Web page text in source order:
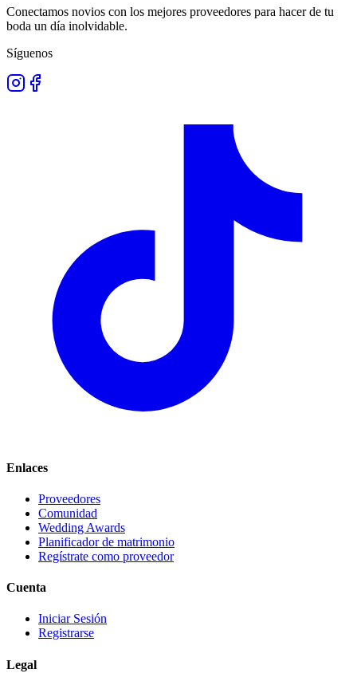
Conectamos novios con los mejores proveedores para hacer de tu
boda un día inolvidable.
Síguenos
Enlaces
Proveedores
Comunidad
Wedding Awards
Planificador de matrimonio
Regístrate como proveedor
Cuenta
Iniciar Sesión
Registrarse
Legal